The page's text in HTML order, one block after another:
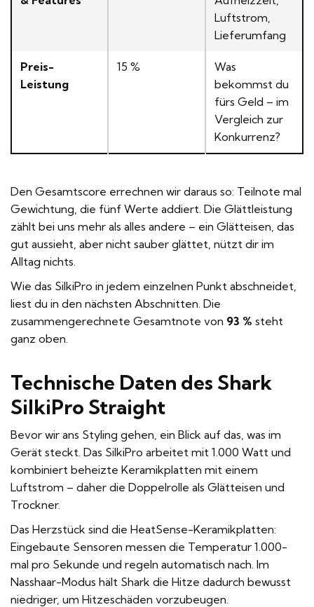
Luftstrom,
Lieferumfang
Preis-
Leistung
15 %
Was
bekommst du
fürs Geld – im
Vergleich zur
Konkurrenz?
Den Gesamtscore errechnen wir daraus so: Teilnote mal
Gewichtung, die fünf Werte addiert. Die Glättleistung
zählt bei uns mehr als alles andere – ein Glätteisen, das
gut aussieht, aber nicht sauber glättet, nützt dir im
Alltag nichts.
Wie das SilkiPro in jedem einzelnen Punkt abschneidet,
liest du in den nächsten Abschnitten. Die
zusammengerechnete Gesamtnote von 93 % steht
ganz oben.
Technische Daten des Shark
SilkiPro Straight
Bevor wir ans Styling gehen, ein Blick auf das, was im
Gerät steckt. Das SilkiPro arbeitet mit 1.000 Watt und
kombiniert beheizte Keramikplatten mit einem
Luftstrom – daher die Doppelrolle als Glätteisen und
Trockner.
Das Herzstück sind die HeatSense-Keramikplatten:
Eingebaute Sensoren messen die Temperatur 1.000-
mal pro Sekunde und regeln automatisch nach. Im
Nasshaar-Modus hält Shark die Hitze dadurch bewusst
niedriger, um Hitzeschäden vorzubeugen.